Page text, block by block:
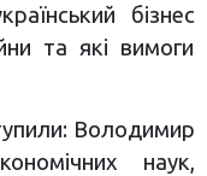
бізнес
та які вимоги
Володимир
наук,